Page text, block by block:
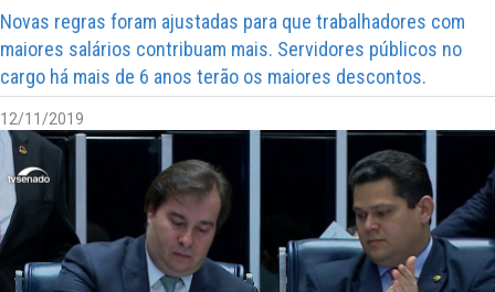
Novas regras foram ajustadas para que trabalhadores com
maiores salários contribuam mais. Servidores públicos no
cargo há mais de 6 anos terão os maiores descontos.
12/11/2019